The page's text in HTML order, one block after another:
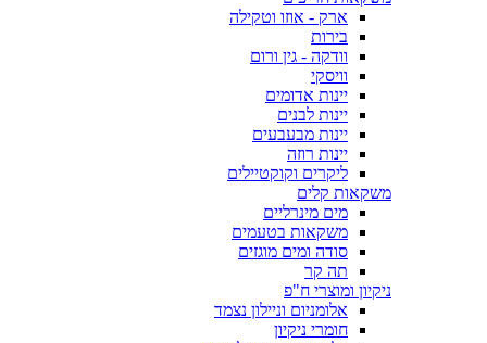
ארק - אוזו וטקילה
בירות
וודקה - גין ורום
וויסקי
יינות אדומים
יינות לבנים
יינות מבעבעים
יינות רוזה
ליקרים וקוקטיילים
משקאות קלים
מים מינרליים
משקאות בטעמים
סודה ומים מוגזים
תה קר
ניקיון ומוצרי ח"פ
אלומניום וניילון נצמד
חומרי ניקיון